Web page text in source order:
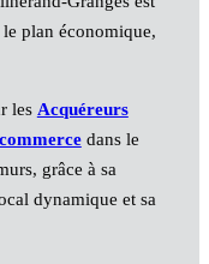
plan économique,
les Acquéreurs
dans le
grâce à sa
dynamique et sa